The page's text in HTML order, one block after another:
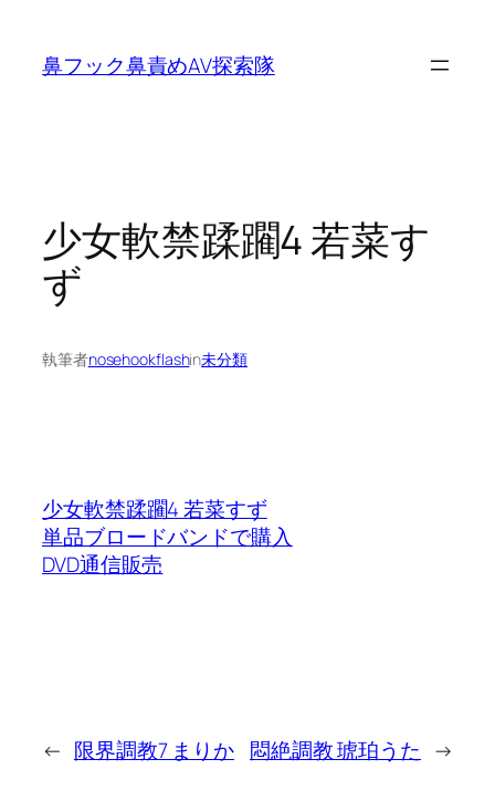
鼻フック鼻責めAV探索隊
少女軟禁蹂躙4 若菜す
ず
執筆者nosehookflashin未分類
少女軟禁蹂躙4 若菜すず
単品ブロードバンドで購入
DVD通信販売
← 限界調教7 まりか 悶絶調教 琥珀うた →